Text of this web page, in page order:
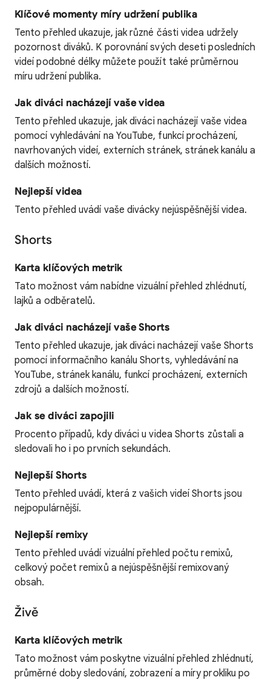
Klíčové momenty míry udržení publika
Tento přehled ukazuje, jak různé části videa udržely
pozornost diváků. K porovnání svých deseti posledních
videí podobné délky můžete použít také průměrnou
míru udržení publika.
Jak diváci nacházejí vaše videa
Tento přehled ukazuje, jak diváci nacházejí vaše videa
pomocí vyhledávání na YouTube, funkcí procházení,
navrhovaných videí, externích stránek, stránek kanálu a
dalších možností.
Nejlepší videa
Tento přehled uvádí vaše divácky nejúspěšnější videa.
Shorts
Karta klíčových metrik
Tato možnost vám nabídne vizuální přehled zhlédnutí,
lajků a odběratelů.
Jak diváci nacházejí vaše Shorts
Tento přehled ukazuje, jak diváci nacházejí vaše Shorts
pomocí informačního kanálu Shorts, vyhledávání na
YouTube, stránek kanálu, funkcí procházení, externích
zdrojů a dalších možností.
Jak se diváci zapojili
Procento případů, kdy diváci u videa Shorts zůstali a
sledovali ho i po prvních sekundách.
Nejlepší Shorts
Tento přehled uvádí, která z vašich videí Shorts jsou
nejpopulárnější.
Nejlepší remixy
Tento přehled uvádí vizuální přehled počtu remixů,
celkový počet remixů a nejúspěšnější remixovaný
obsah.
Živě
Karta klíčových metrik
Tato možnost vám poskytne vizuální přehled zhlédnutí,
průměrné doby sledování, zobrazení a míry prokliku po